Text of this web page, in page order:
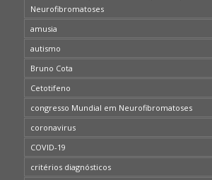
Neurofibromatoses
amusia
autismo
Bruno Cota
Cetotifeno
congresso Mundial em Neurofibromatoses
coronavirus
COVID-19
critérios diagnósticos